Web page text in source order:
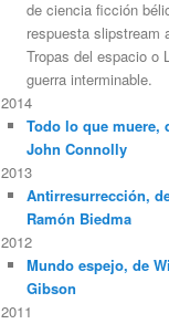
de ciencia ficción
respuesta slipstream
Tropas del espacio o
guerra interminable.
2014
Todo lo que muere,
John Connolly
2013
Antirresurrección,
Ramón Biedma
2012
Mundo espejo, de
Gibson
2011